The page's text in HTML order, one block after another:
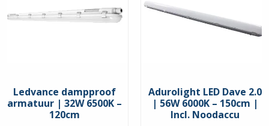
binnen, buiten, entree / hal,
Beschermingsgraad IP67
Slagvastheid
Ledvance dampproof
armatuur | 32W 6500K –
120cm
Adurolight LED Dave 2.0
| 56W 6000K – 150cm |
Incl. Noodaccu